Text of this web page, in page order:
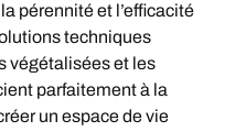
pérennité et l’efficacité
techniques
végétalisées et les
parfaitement à la
un espace de vie